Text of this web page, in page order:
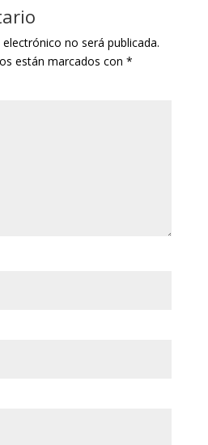
no será publicada.
están marcados con *